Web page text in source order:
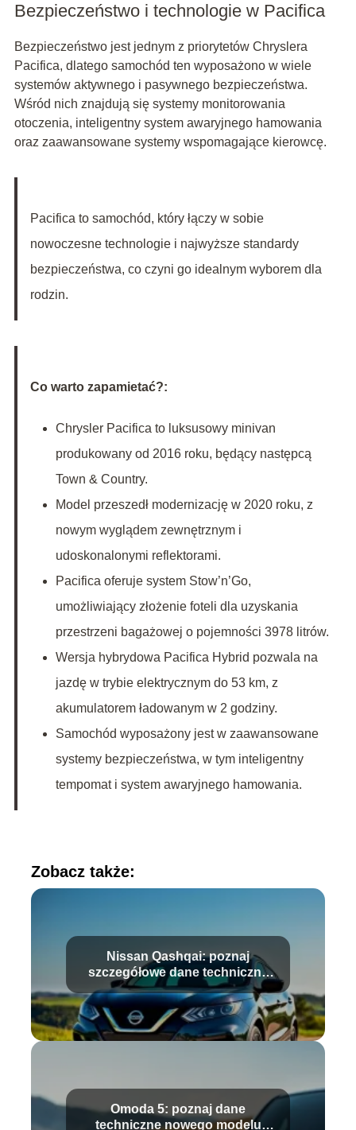
Bezpieczeństwo i technologie w Pacifica
Bezpieczeństwo jest jednym z priorytetów Chryslera
Pacifica, dlatego samochód ten wyposażono w wiele
systemów aktywnego i pasywnego bezpieczeństwa.
Wśród nich znajdują się systemy monitorowania
otoczenia, inteligentny system awaryjnego hamowania
oraz zaawansowane systemy wspomagające kierowcę.
Pacifica to samochód, który łączy w sobie
nowoczesne technologie i najwyższe standardy
bezpieczeństwa, co czyni go idealnym wyborem dla
rodzin.
Co warto zapamietać?:
Chrysler Pacifica to luksusowy minivan
produkowany od 2016 roku, będący następcą
Town & Country.
Model przeszedł modernizację w 2020 roku, z
nowym wyglądem zewnętrznym i
udoskonalonymi reflektorami.
Pacifica oferuje system Stow’n’Go,
umożliwiający złożenie foteli dla uzyskania
przestrzeni bagażowej o pojemności 3978 litrów.
Wersja hybrydowa Pacifica Hybrid pozwala na
jazdę w trybie elektrycznym do 53 km, z
akumulatorem ładowanym w 2 godziny.
Samochód wyposażony jest w zaawansowane
systemy bezpieczeństwa, w tym inteligentny
tempomat i system awaryjnego hamowania.
Zobacz także:
Nissan Qashqai: poznaj
szczegółowe dane techniczne
modelu
Omoda 5: poznaj dane
techniczne nowego modelu